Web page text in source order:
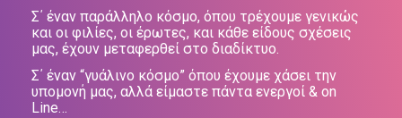
Σ΄ έναν παράλληλο κόσμο, όπου τρέχουμε γενικώς
και οι φιλίες, οι έρωτες, και κάθε είδους σχέσεις
μας, έχουν μεταφερθεί στο διαδίκτυο.
Σ΄ έναν “γυάλινο κόσμο” όπου έχουμε χάσει την
υπομονή μας, αλλά είμαστε πάντα ενεργοί & on
Line…